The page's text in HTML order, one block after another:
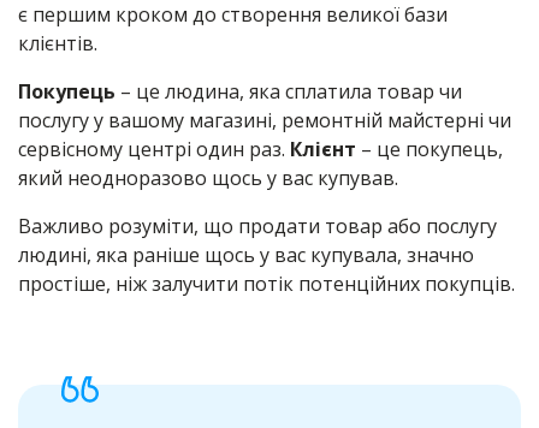
є першим кроком до створення великої бази
клієнтів.
Покупець – це людина, яка сплатила товар чи
послугу у вашому магазині, ремонтній майстерні чи
сервісному центрі один раз. Клієнт – це покупець,
який неодноразово щось у вас купував.
Важливо розуміти, що продати товар або послугу
людині, яка раніше щось у вас купувала, значно
простіше, ніж залучити потік потенційних покупців.